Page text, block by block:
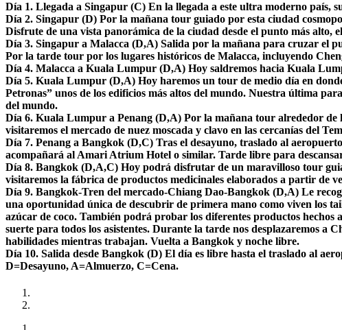
Día 1. Llegada a Singapur (C) En la llegada a este ultra moderno país,
Día 2. Singapur (D) Por la mañana tour guiado por esta ciudad
Disfrute de una vista panorámica de la ciudad desde el punto más
Día 3. Singapur a Malacca (D,A) Salida por la mañana para cruzar el
Por la tarde tour por los lugares históricos de Malacca, incluyendo
Día 4. Malacca a Kuala Lumpur (D,A) Hoy saldremos hacia Kuala
Día 5. Kuala Lumpur (D,A) Hoy haremos un tour de medio día en
Petronas” unos de los edificios más altos del mundo. Nuestra última
del mundo.
Día 6. Kuala Lumpur a Penang (D,A) Por la mañana tour alrededor de
visitaremos el mercado de nuez moscada y clavo en las cercanías del
Día 7. Penang a Bangkok (D,C) Tras el desayuno, traslado al
acompañará al Amari Atrium Hotel o similar. Tarde libre para
Día 8. Bangkok (D,A,C) Hoy podrá disfrutar de un maravilloso tour
visitaremos la fábrica de productos medicinales elaborados a partir de
Día 9. Bangkok-Tren del mercado-Chiang Dao-Bangkok (D,A) Le
una oportunidad única de descubrir de primera mano como viven los
azúcar de coco. También podrá probar los diferentes productos
suerte para todos los asistentes. Durante la tarde nos desplazaremos
habilidades mientras trabajan. Vuelta a Bangkok y noche libre.
Día 10. Salida desde Bangkok (D) El día es libre hasta el traslado al
D=Desayuno, A=Almuerzo, C=Cena.